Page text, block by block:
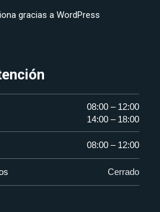
gracias a WordPress
08:00 – 12:00
14:00 – 18:00
08:00 – 12:00
Cerrado